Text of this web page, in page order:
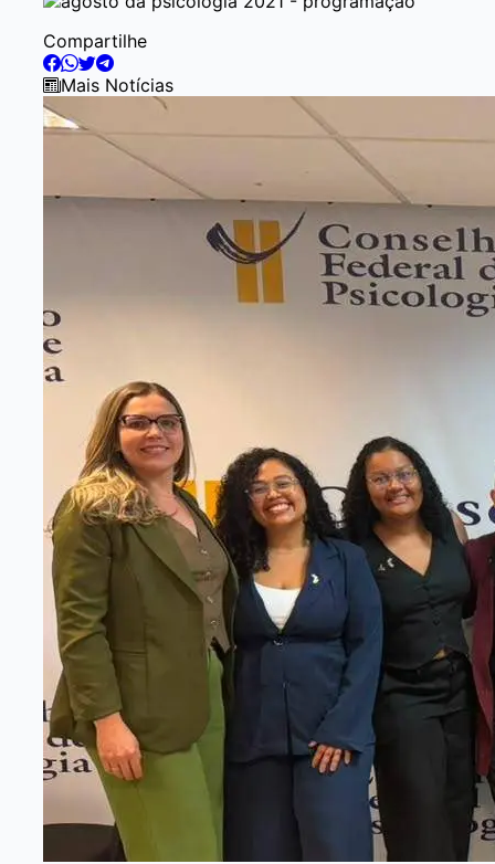
Compartilhe
Mais Notícias